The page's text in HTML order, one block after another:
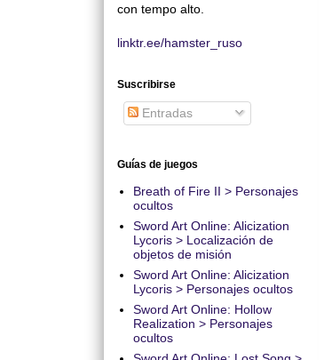
con tempo alto.
linktr.ee/hamster_ruso
Suscribirse
Entradas
Guías de juegos
Breath of Fire II > Personajes
ocultos
Sword Art Online: Alicization
Lycoris > Localización de
objetos de misión
Sword Art Online: Alicization
Lycoris > Personajes ocultos
Sword Art Online: Hollow
Realization > Personajes
ocultos